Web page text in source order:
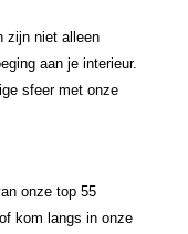
zijn niet alleen
aan je interieur.
sfeer met onze
onze top 55
kom langs in onze